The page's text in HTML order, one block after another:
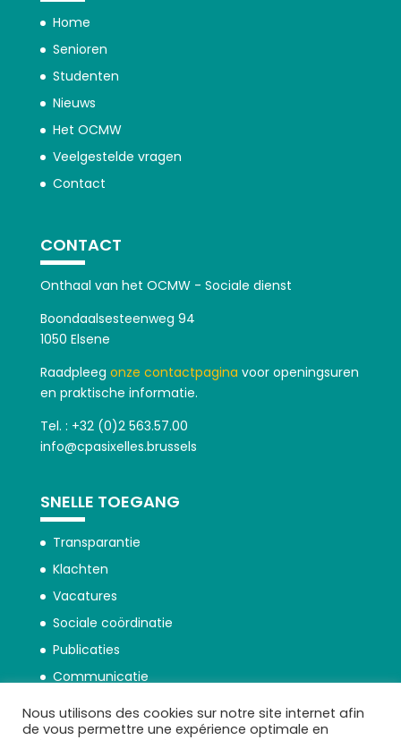
Home
Senioren
Studenten
Nieuws
Het OCMW
Veelgestelde vragen
Contact
CONTACT
Onthaal van het OCMW - Sociale dienst
Boondaalsesteenweg 94
1050 Elsene
Raadpleeg onze contactpagina voor openingsuren
en praktische informatie.
Tel. : +32 (0)2 563.57.00
info@cpasixelles.brussels
SNELLE TOEGANG
Transparantie
Klachten
Vacatures
Sociale coördinatie
Publicaties
Communicatie
Nous utilisons des cookies sur notre site internet afin
de vous permettre une expérience optimale en